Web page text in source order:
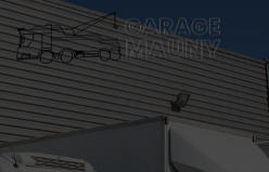
Panneau de gestion des cookies